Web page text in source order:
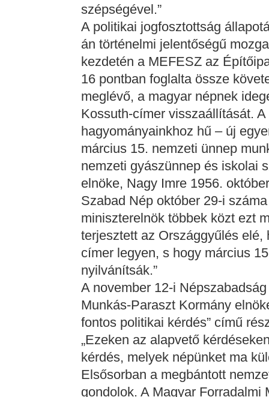
szépségével.”
A politikai jogfosztottság
án történelmi jelentőségű
kezdetén a MEFESZ az
16 pontban foglalta össze
meglévő, a magyar népnek
Kossuth-címer visszaállítását.
hagyományainkhoz hű – új
március 15. nemzeti ünnep
nemzeti gyászünnep és iskolai
elnöke, Nagy Imre 1956.
Szabad Nép október 29-i
miniszterelnök többek közt ezt
terjesztett az Országgyűlés
címer legyen, s hogy március
nyilvánítsák.”
A november 12-i
Munkás-Paraszt Kormány
fontos politikai kérdés” című
„Ezeken az alapvető
kérdés, melyek népünket ma
Elsősorban a megbántott
gondolok. A Magyar